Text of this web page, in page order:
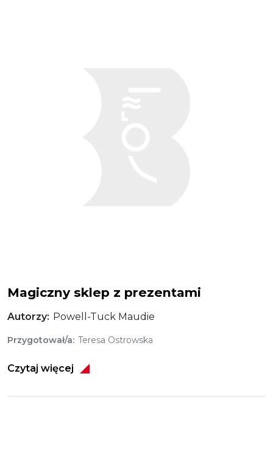
Magiczny sklep z prezentami
Autorzy Powell-Tuck Maudie
Przygotował/a Teresa Ostrowska
Czytaj więcej